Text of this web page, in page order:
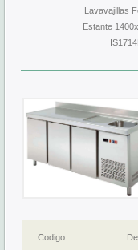
Lavavajillas
Estante
Codigo